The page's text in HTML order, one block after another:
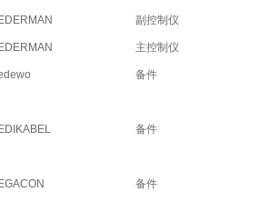
副控制仪
主控制仪
备件
备件
备件